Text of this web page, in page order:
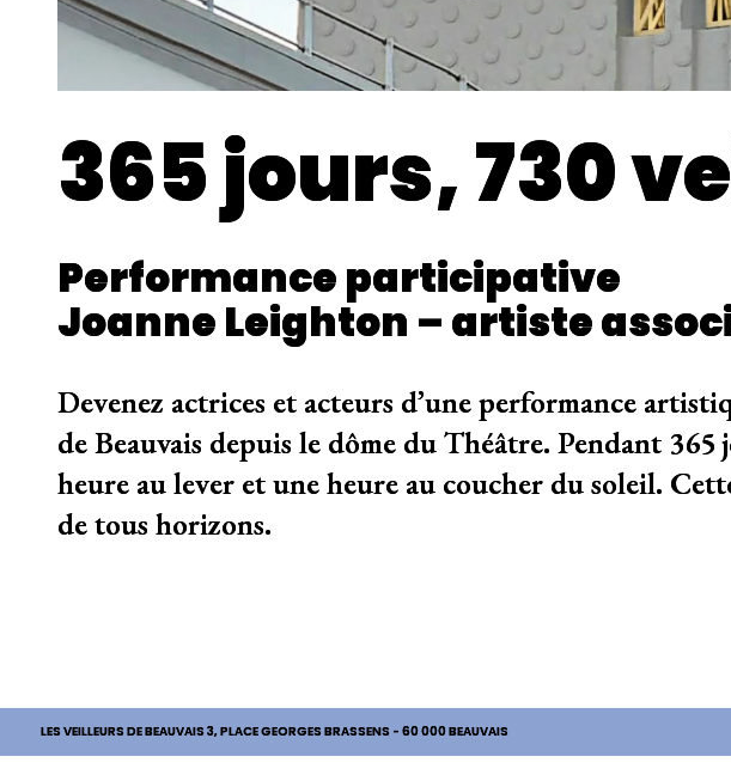
365 jours, 730
Performance participative
Joanne Leighton – artiste
Devenez actrices et acteurs d’une performance
de Beauvais depuis le dôme du Théâtre. Pendant
heure au lever et une heure au coucher du soleil.
de tous horizons.
LES VEILLEURS DE BEAUVAIS 3, PLACE GEORGES BRASSENS - 60 000 BEAUVAIS